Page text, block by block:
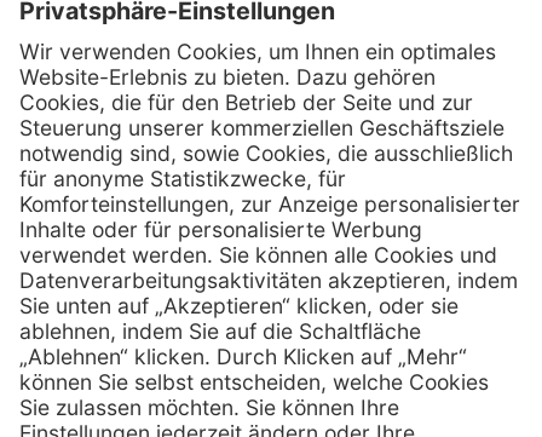
Kontakt
Firmensitz
Henry Schein Medical GmbH
Alt-Moabit 96 b
D-10559 Berlin
Telefon: 0800 - 888 777 6
Telefax: 0800 - 888 777 8
E-Mail: info @ henryschein-med.de
Services
Fernwartung
Vorteile
Hilfe
FAQs
Kontakt